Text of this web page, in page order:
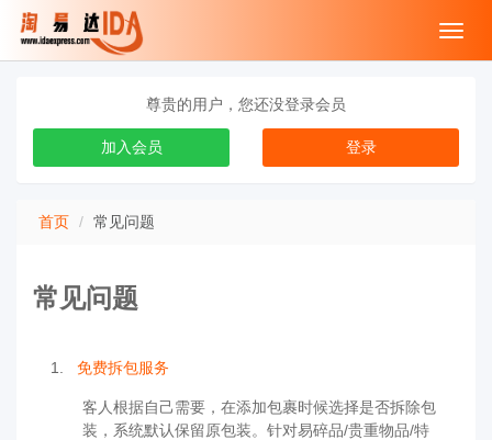
尊贵的用户，您还没登录会员
加入会员 登录
首页 常见问题
常见问题
1. 免费拆包服务
客人根据自己需要，在添加包裹时候选择是否拆除包
装，系统默认保留原包装。针对易碎品/贵重物品/特